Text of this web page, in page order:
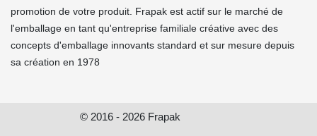
promotion de votre produit. Frapak est actif sur le marché de
l'emballage en tant qu'entreprise familiale créative avec des
concepts d'emballage innovants standard et sur mesure depuis
sa création en 1978
© 2016 - 2026 Frapak